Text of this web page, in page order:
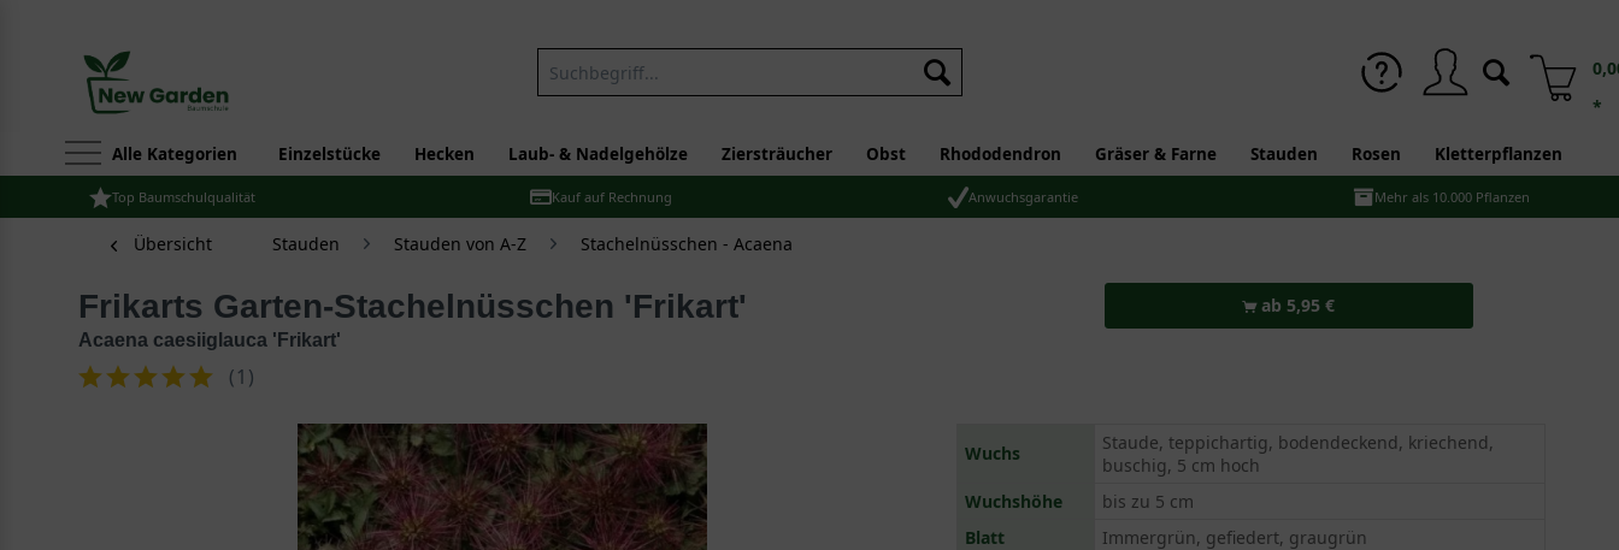
*
Alle Kategorien Einzelstücke Hecken Laub- & Nadelgehölze Ziersträucher Obst Rhododendron Gräser & Farne Stauden Rosen Kletterpflanzen
Top Baumschulqualität Kauf auf Rechnung Anwuchsgarantie Mehr als 10.000 Pflanzen
Übersicht Stauden Stauden von A-Z Stachelnüsschen - Acaena
Frikarts Garten-Stachelnüsschen 'Frikart'
Acaena caesiiglauca 'Frikart'
(1 )
ab 5,95 €
Wuchs
Staude, teppichartig, bodendeckend, kriechend,
buschig, 5 cm hoch
Wuchshöhe
bis zu 5 cm
Blatt
Immergrün, gefiedert, graugrün